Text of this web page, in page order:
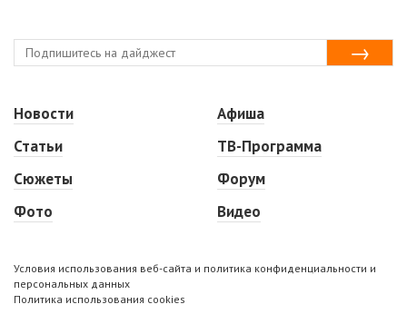
Новости
Статьи
Сюжеты
Фото
Афиша
ТВ-Программа
Форум
Видео
Условия использования веб-сайта и политика конфиденциальности и
персональных данных
Политика использования cookies